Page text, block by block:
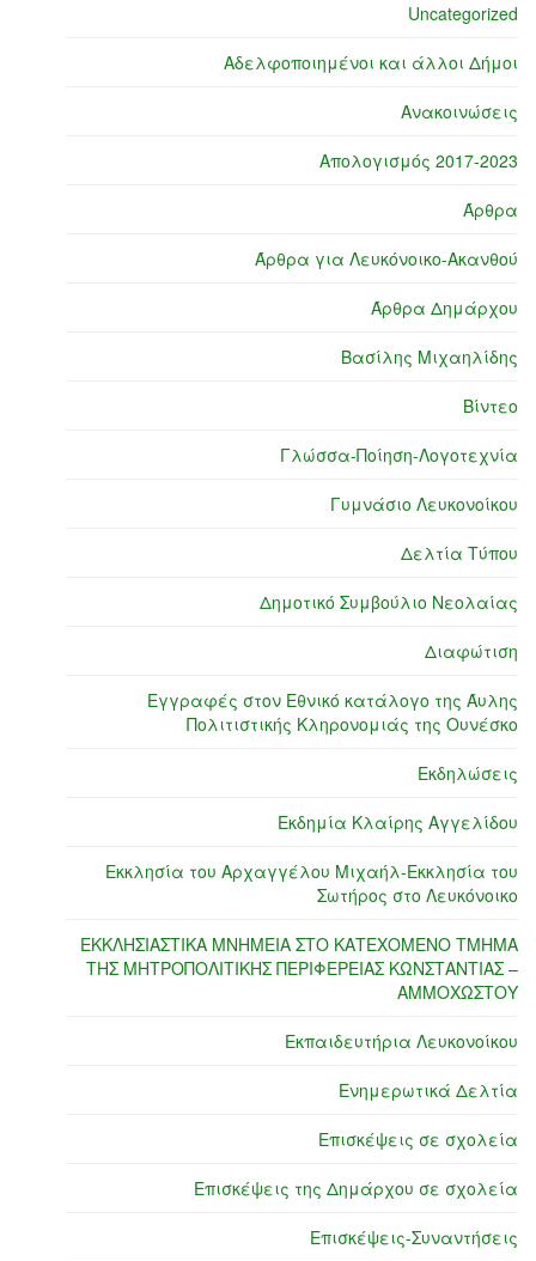
Uncategorized
Αδελφοποιημένοι και άλλοι Δήμοι
Ανακοινώσεις
Απολογισμός 2017-2023
Άρθρα
Άρθρα για Λευκόνοικο-Ακανθού
Άρθρα Δημάρχου
Βασίλης Μιχαηλίδης
Βίντεο
Γλώσσα-Ποίηση-Λογοτεχνία
Γυμνάσιο Λευκονοίκου
Δελτία Τύπου
Δημοτικό Συμβούλιο Νεολαίας
Διαφώτιση
Εγγραφές στον Εθνικό κατάλογο της Άυλης
Πολιτιστικής Κληρονομιάς της Ουνέσκο
Εκδηλώσεις
Εκδημία Κλαίρης Αγγελίδου
Εκκλησία του Αρχαγγέλου Μιχαήλ-Εκκλησία του
Σωτήρος στο Λευκόνοικο
ΕΚΚΛΗΣΙΑΣΤΙΚΑ ΜΝΗΜΕΙΑ ΣΤΟ ΚΑΤΕΧΟΜΕΝΟ ΤΜΗΜΑ
ΤΗΣ ΜΗΤΡΟΠΟΛΙΤΙΚΗΣ ΠΕΡΙΦΕΡΕΙΑΣ ΚΩΝΣΤΑΝΤΙΑΣ –
ΑΜΜΟΧΩΣΤΟΥ
Εκπαιδευτήρια Λευκονοίκου
Ενημερωτικά Δελτία
Επισκέψεις σε σχολεία
Επισκέψεις της Δημάρχου σε σχολεία
Επισκέψεις-Συναντήσεις